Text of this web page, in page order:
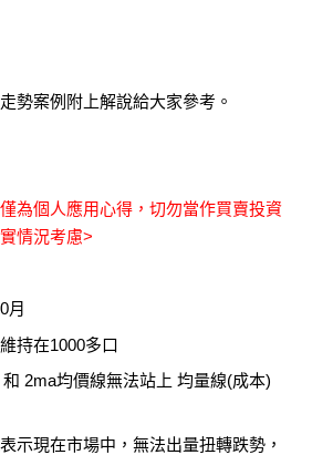
勢案例附上解說給大家參考。
為個人應用心得，切勿當作買賣投資
情況考慮>
月
持在1000多口
2ma均價線無法站上 均量線(成本)
示現在市場中，無法出量扭轉跌勢，